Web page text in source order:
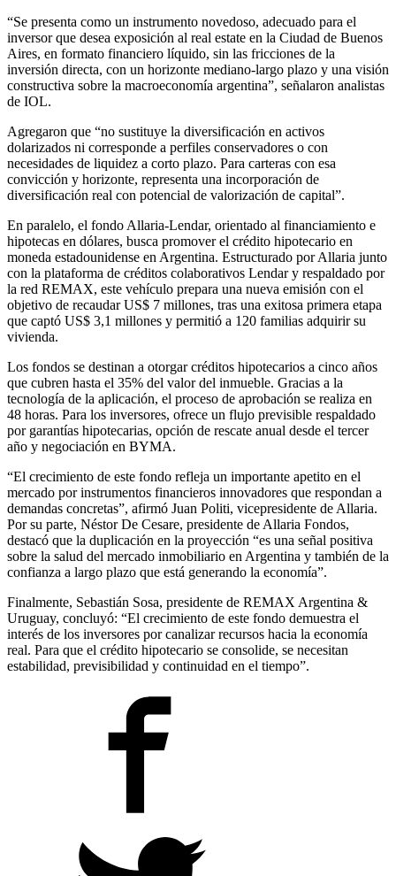
“Se presenta como un instrumento novedoso, adecuado para el
inversor que desea exposición al real estate en la Ciudad de Buenos
Aires, en formato financiero líquido, sin las fricciones de la
inversión directa, con un horizonte mediano-largo plazo y una visión
constructiva sobre la macroeconomía argentina”, señalaron analistas
de IOL.
Agregaron que “no sustituye la diversificación en activos
dolarizados ni corresponde a perfiles conservadores o con
necesidades de liquidez a corto plazo. Para carteras con esa
convicción y horizonte, representa una incorporación de
diversificación real con potencial de valorización de capital”.
En paralelo, el fondo Allaria-Lendar, orientado al financiamiento e
hipotecas en dólares, busca promover el crédito hipotecario en
moneda estadounidense en Argentina. Estructurado por Allaria junto
con la plataforma de créditos colaborativos Lendar y respaldado por
la red REMAX, este vehículo prepara una nueva emisión con el
objetivo de recaudar US$ 7 millones, tras una exitosa primera etapa
que captó US$ 3,1 millones y permitió a 120 familias adquirir su
vivienda.
Los fondos se destinan a otorgar créditos hipotecarios a cinco años
que cubren hasta el 35% del valor del inmueble. Gracias a la
tecnología de la aplicación, el proceso de aprobación se realiza en
48 horas. Para los inversores, ofrece un flujo previsible respaldado
por garantías hipotecarias, opción de rescate anual desde el tercer
año y negociación en BYMA.
“El crecimiento de este fondo refleja un importante apetito en el
mercado por instrumentos financieros innovadores que respondan a
demandas concretas”, afirmó Juan Politi, vicepresidente de Allaria.
Por su parte, Néstor De Cesare, presidente de Allaria Fondos,
destacó que la duplicación en la proyección “es una señal positiva
sobre la salud del mercado inmobiliario en Argentina y también de la
confianza a largo plazo que está generando la economía”.
Finalmente, Sebastián Sosa, presidente de REMAX Argentina &
Uruguay, concluyó: “El crecimiento de este fondo demuestra el
interés de los inversores por canalizar recursos hacia la economía
real. Para que el crédito hipotecario se consolide, se necesitan
estabilidad, previsibilidad y continuidad en el tiempo”.